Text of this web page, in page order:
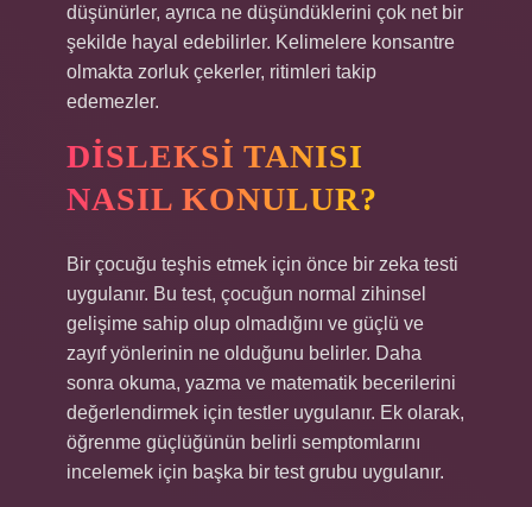
düşünürler, ayrıca ne düşündüklerini çok net bir
şekilde hayal edebilirler. Kelimelere konsantre
olmakta zorluk çekerler, ritimleri takip
edemezler.
DISLEKSI TANISI
NASIL KONULUR?
Bir çocuğu teşhis etmek için önce bir zeka testi
uygulanır. Bu test, çocuğun normal zihinsel
gelişime sahip olup olmadığını ve güçlü ve
zayıf yönlerinin ne olduğunu belirler. Daha
sonra okuma, yazma ve matematik becerilerini
değerlendirmek için testler uygulanır. Ek olarak,
öğrenme güçlüğünün belirli semptomlarını
incelemek için başka bir test grubu uygulanır.